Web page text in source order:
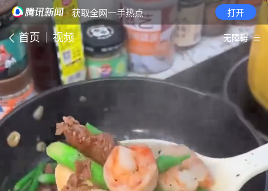
· 获取全网一手热点 打开
首页 视频 无障碍